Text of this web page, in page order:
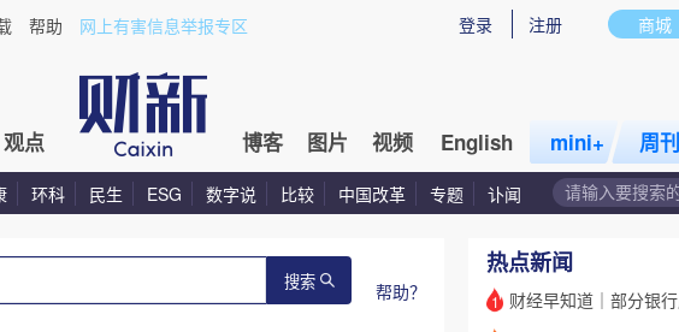
商城
登录 注册
帮助 网上有害信息举报专区
观点 博客 图片 视频 English mini+ 周刊
环科 民生 ESG 数字说 比较 中国改革 专题 讣闻
搜索 帮助？
热点新闻
1